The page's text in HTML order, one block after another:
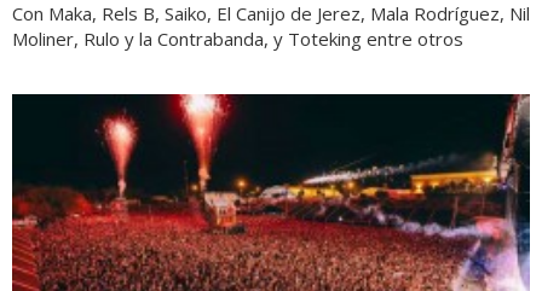
Con Maka, Rels B, Saiko, El Canijo de Jerez, Mala Rodríguez, Nil
Moliner, Rulo y la Contrabanda, y Toteking entre otros